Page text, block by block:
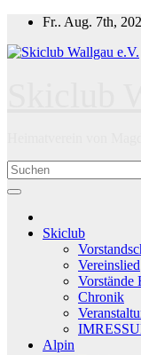
Zum
springen
Fr.. Aug. 7th,
Skiclub
Vereinslied
Vorstände
Chronik
Alpin